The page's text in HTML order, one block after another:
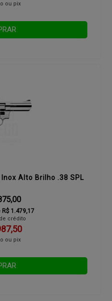
ou pix
Alto Brilho .38 SPL
R$ 1.479,17
crédito
ou pix